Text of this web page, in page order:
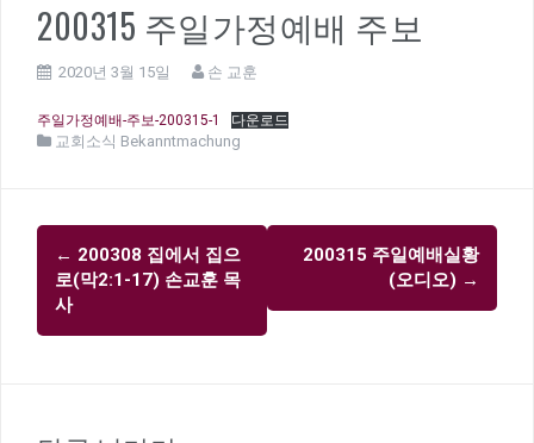
200315 주일가정예배 주보
2020년 3월 15일 손 교훈
주일가정예배-주보-200315-1 다운로드
교회소식 Bekanntmachung
글
내
비
게
← 200308 집에서 집으
로(막2:1-17) 손교훈 목
사
200315 주일예배실황
(오디오) →